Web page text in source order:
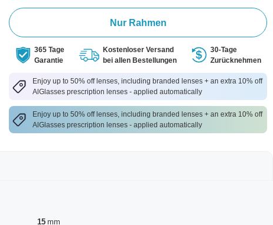
Nur Rahmen
365 Tage
Garantie
Kostenloser Versand
bei allen Bestellungen
30-Tage
Zurücknehmen
Enjoy up to 50% off lenses, including branded lenses + an extra 10% off
AlGlasses prescription lenses - applied automatically
Enjoy up to 50% off lenses, including branded lenses + an extra 10% off
AlGlasses prescription lenses - applied automatically
15 mm